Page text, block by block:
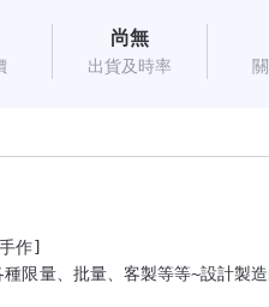
尚無
出貨及時率
作]